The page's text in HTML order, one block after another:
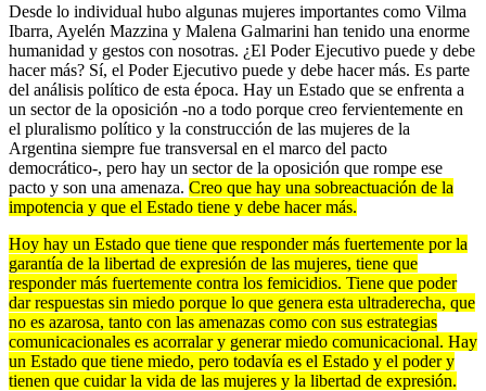
Desde lo individual hubo algunas mujeres importantes como Vilma
Ibarra, Ayelén Mazzina y Malena Galmarini han tenido una enorme
humanidad y gestos con nosotras. ¿El Poder Ejecutivo puede y debe
hacer más? Sí, el Poder Ejecutivo puede y debe hacer más. Es parte
del análisis político de esta época. Hay un Estado que se enfrenta a
un sector de la oposición -no a todo porque creo fervientemente en
el pluralismo político y la construcción de las mujeres de la
Argentina siempre fue transversal en el marco del pacto
democrático-, pero hay un sector de la oposición que rompe ese
pacto y son una amenaza. Creo que hay una sobreactuación de la
impotencia y que el Estado tiene y debe hacer más.
Hoy hay un Estado que tiene que responder más fuertemente por la
garantía de la libertad de expresión de las mujeres, tiene que
responder más fuertemente contra los femicidios. Tiene que poder
dar respuestas sin miedo porque lo que genera esta ultraderecha, que
no es azarosa, tanto con las amenazas como con sus estrategias
comunicacionales es acorralar y generar miedo comunicacional. Hay
un Estado que tiene miedo, pero todavía es el Estado y el poder y
tienen que cuidar la vida de las mujeres y la libertad de expresión.